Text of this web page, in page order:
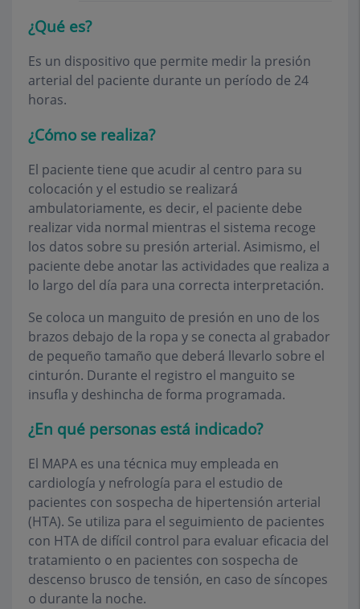
¿Qué es?
Es un dispositivo que permite medir la presión
arterial del paciente durante un período de 24
horas.
¿Cómo se realiza?
El paciente tiene que acudir al centro para su
colocación y el estudio se realizará
ambulatoriamente, es decir, el paciente debe
realizar vida normal mientras el sistema recoge
los datos sobre su presión arterial. Asimismo, el
paciente debe anotar las actividades que realiza a
lo largo del día para una correcta interpretación.
Se coloca un manguito de presión en uno de los
brazos debajo de la ropa y se conecta al grabador
de pequeño tamaño que deberá llevarlo sobre el
cinturón. Durante el registro el manguito se
insufla y deshincha de forma programada.
¿En qué personas está indicado?
El MAPA es una técnica muy empleada en
cardiología y nefrología para el estudio de
pacientes con sospecha de hipertensión arterial
(HTA). Se utiliza para el seguimiento de pacientes
con HTA de difícil control para evaluar eficacia del
tratamiento o en pacientes con sospecha de
descenso brusco de tensión, en caso de síncopes
o durante la noche.